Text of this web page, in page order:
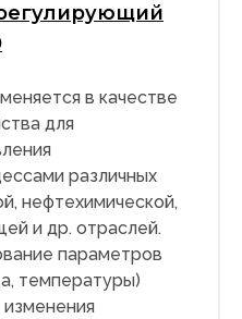
в качестве
для
различных
нефтехимической,
и др. отраслей.
параметров
температуры)